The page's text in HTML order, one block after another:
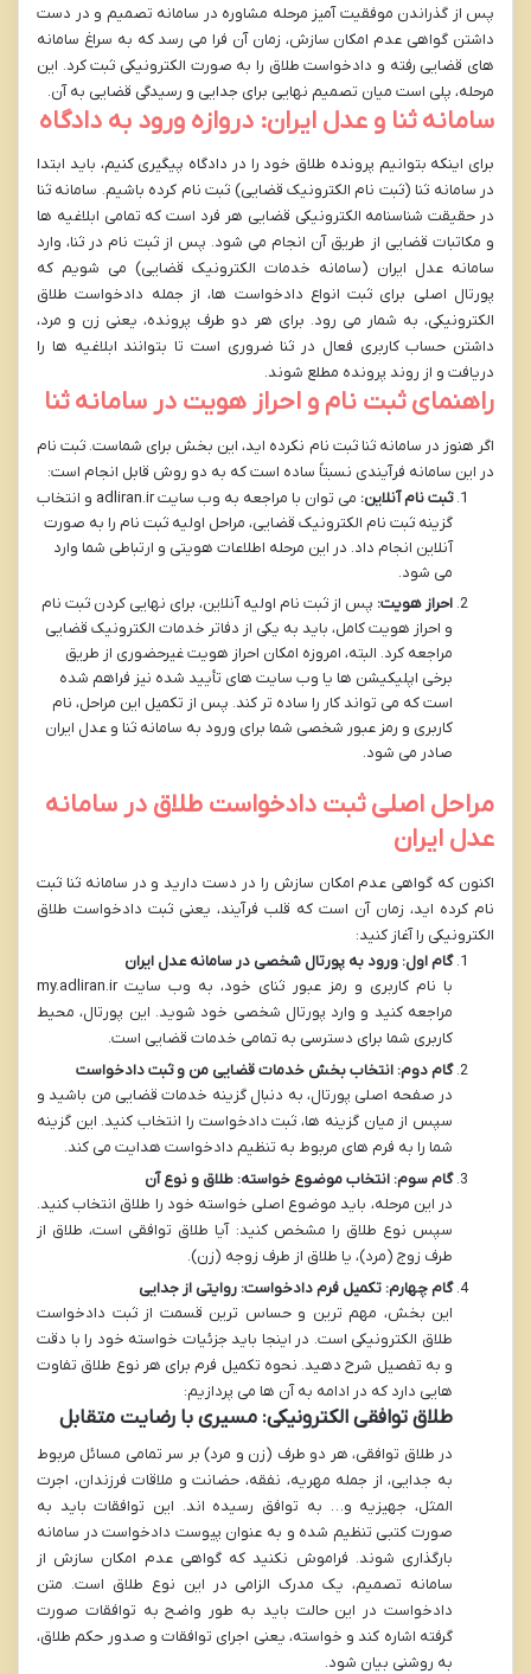
پس از گذراندن موفقیت آمیز مرحله مشاوره در سامانه تصمیم و در دست
داشتن گواهی عدم امکان سازش، زمان آن فرا می رسد که به سراغ سامانه
های قضایی رفته و دادخواست طلاق را به صورت الکترونیکی ثبت کرد. این
مرحله، پلی است میان تصمیم نهایی برای جدایی و رسیدگی قضایی به آن.
سامانه ثنا و عدل ایران: دروازه ورود به دادگاه
برای اینکه بتوانیم پرونده طلاق خود را در دادگاه پیگیری کنیم، باید ابتدا
در سامانه ثنا (ثبت نام الکترونیک قضایی) ثبت نام کرده باشیم. سامانه ثنا
در حقیقت شناسنامه الکترونیکی قضایی هر فرد است که تمامی ابلاغیه ها
و مکاتبات قضایی از طریق آن انجام می شود. پس از ثبت نام در ثنا، وارد
سامانه عدل ایران (سامانه خدمات الکترونیک قضایی) می شویم که
پورتال اصلی برای ثبت انواع دادخواست ها، از جمله دادخواست طلاق
الکترونیکی، به شمار می رود. برای هر دو طرف پرونده، یعنی زن و مرد،
داشتن حساب کاربری فعال در ثنا ضروری است تا بتوانند ابلاغیه ها را
دریافت و از روند پرونده مطلع شوند.
راهنمای ثبت نام و احراز هویت در سامانه ثنا
اگر هنوز در سامانه ثنا ثبت نام نکرده اید، این بخش برای شماست. ثبت نام
در این سامانه فرآیندی نسبتاً ساده است که به دو روش قابل انجام است:
ثبت نام آنلاین:
می توان با مراجعه به وب سایت adliran.ir و انتخاب
گزینه ثبت نام الکترونیک قضایی، مراحل اولیه ثبت نام را به صورت
آنلاین انجام داد. در این مرحله اطلاعات هویتی و ارتباطی شما وارد
می شود.
احراز هویت: پس از ثبت نام اولیه آنلاین، برای نهایی کردن ثبت نام
و احراز هویت کامل، باید به یکی از دفاتر خدمات الکترونیک قضایی
مراجعه کرد. البته، امروزه امکان احراز هویت غیرحضوری از طریق
برخی اپلیکیشن ها یا وب سایت های تأیید شده نیز فراهم شده
است که می تواند کار را ساده تر کند. پس از تکمیل این مراحل، نام
کاربری و رمز عبور شخصی شما برای ورود به سامانه ثنا و عدل ایران
صادر می شود.
مراحل اصلی ثبت دادخواست طلاق در سامانه
عدل ایران
اکنون که گواهی عدم امکان سازش را در دست دارید و در سامانه ثنا ثبت
نام کرده اید، زمان آن است که قلب فرآیند، یعنی ثبت دادخواست طلاق
الکترونیکی را آغاز کنید:
گام اول: ورود به پورتال شخصی در سامانه عدل ایران
با نام کاربری و رمز عبور ثنای خود، به وب سایت my.adliran.ir
مراجعه کنید و وارد پورتال شخصی خود شوید. این پورتال، محیط
کاربری شما برای دسترسی به تمامی خدمات قضایی است.
گام دوم: انتخاب بخش خدمات قضایی من و ثبت دادخواست
در صفحه اصلی پورتال، به دنبال گزینه خدمات قضایی من باشید و
سپس از میان گزینه ها، ثبت دادخواست را انتخاب کنید. این گزینه
شما را به فرم های مربوط به تنظیم دادخواست هدایت می کند.
گام سوم: انتخاب موضوع خواسته: طلاق و نوع آن
در این مرحله، باید موضوع اصلی خواسته خود را طلاق انتخاب کنید.
سپس نوع طلاق را مشخص کنید: آیا طلاق توافقی است، طلاق از
طرف زوج (مرد)، یا طلاق از طرف زوجه (زن).
گام چهارم: تکمیل فرم دادخواست: روایتی از جدایی
این بخش، مهم ترین و حساس ترین قسمت از ثبت دادخواست
طلاق الکترونیکی است. در اینجا باید جزئیات خواسته خود را با دقت
و به تفصیل شرح دهید. نحوه تکمیل فرم برای هر نوع طلاق تفاوت
هایی دارد که در ادامه به آن ها می پردازیم:
طلاق توافقی الکترونیکی: مسیری با رضایت متقابل
در طلاق توافقی، هر دو طرف (زن و مرد) بر سر تمامی مسائل مربوط
به جدایی، از جمله مهریه، نفقه، حضانت و ملاقات فرزندان، اجرت
المثل، جهیزیه و… به توافق رسیده اند. این توافقات باید به
صورت کتبی تنظیم شده و به عنوان پیوست دادخواست در سامانه
بارگذاری شوند. فراموش نکنید که گواهی عدم امکان سازش از
سامانه تصمیم، یک مدرک الزامی در این نوع طلاق است. متن
دادخواست در این حالت باید به طور واضح به توافقات صورت
گرفته اشاره کند و خواسته، یعنی اجرای توافقات و صدور حکم طلاق،
به روشنی بیان شود.